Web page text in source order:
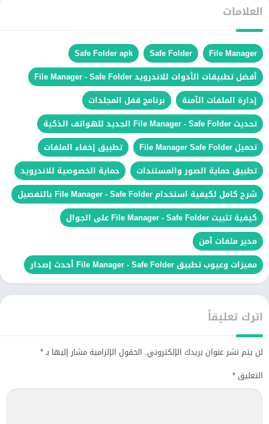
العلامات
File Manager
Safe Folder
Safe Folder apk
أفضل تطبيقات الأدوات للاندرويد File Manager - Safe Folder
إدارة الملفات الآمنة
برنامج قفل المجلدات
تحديث File Manager - Safe Folder الجديد للهواتف الذكية
تحميل File Manager Safe Folder
تطبيق إخفاء الملفات
تطبيق حماية الصور والمستندات
حماية الخصوصية للاندرويد
شرح كامل لكيفية استخدام File Manager - Safe Folder بالتفصيل
كيفية تثبيت File Manager - Safe Folder على الجوال
مدير ملفات آمن
مميزات وعيوب تطبيق File Manager - Safe Folder أحدث إصدار
اترك تعليقاً
لن يتم نشر عنوان بريدك الإلكتروني. الحقول الإلزامية مشار إليها بـ*
التعليق *